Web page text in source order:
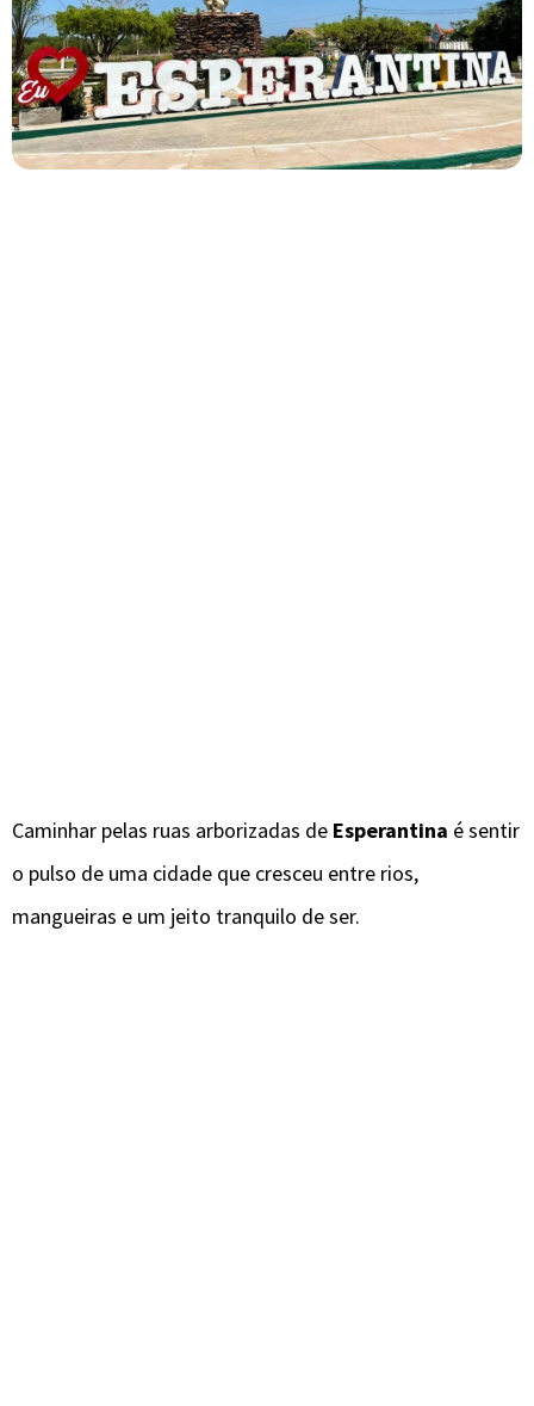
Caminhar pelas ruas arborizadas de Esperantina é sentir
o pulso de uma cidade que cresceu entre rios,
mangueiras e um jeito tranquilo de ser.